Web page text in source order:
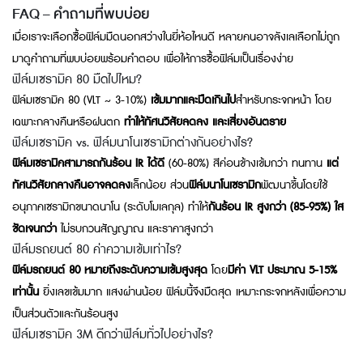
FAQ – คำถามที่พบบ่อย
เมื่อเราจะเลือกซื้อฟิล์มมืดนอกสว่างในยี่ห้อไหนดี หลายคนอาจลังเลเลือกไม่ถูก
มาดูคำถามที่พบบ่อยพร้อมคำตอบ เพื่อให้การซื้อฟิล์มเป็นเรื่องง่าย
ฟิล์มเซรามิค 80 มืดไปไหม?
ฟิล์มเซรามิค 80 (VLT ~ 3-10%) เข้มมากและมืดเกินไปสำหรับกระจกหน้า โดย
เฉพาะกลางคืนหรือฝนตก ทำให้ทัศนวิสัยลดลง และเสี่ยงอันตราย
ฟิล์มเซรามิค vs. ฟิล์มนาโนเซรามิกต่างกันอย่างไร?
ฟิล์มเซรามิคสามารถกันร้อน IR ได้ดี (60-80%) สีค่อนข้างเข้มกว่า ทนทาน แต่
ทัศนวิสัยกลางคืนอาจลดลงเล็กน้อย ส่วนฟิล์มนาโนเซรามิกพัฒนาขึ้นโดยใช้
อนุภาคเซรามิกขนาดนาโน (ระดับโมเลกุล) ทำให้กันร้อน IR สูงกว่า (85-95%) ใส
ชัดเจนกว่าไม่รบกวนสัญญาณ และราคาสูงกว่า
ฟิล์มรถยนต์ 80 ค่าความเข้มเท่าไร?
ฟิล์มรถยนต์ 80 หมายถึงระดับความเข้มสูงสุด โดยมีค่า VLT ประมาณ 5-15%
เท่านั้นยิ่งเลขเข้มมาก แสงผ่านน้อย ฟิล์มนี้จึงมืดสุด เหมาะกระจกหลังเพื่อความ
เป็นส่วนตัวและกันร้อนสูง
ฟิล์มเซรามิค 3M ดีกว่าฟิล์มทั่วไปอย่างไร?